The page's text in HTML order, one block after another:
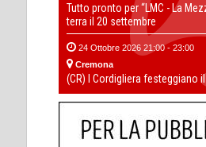
Tutto pronto per “LMC - La
terra il 20 settembre
24 Ottobre 2026 21:00 - 23:00
Cremona
(CR) I Cordigliera festeggiano